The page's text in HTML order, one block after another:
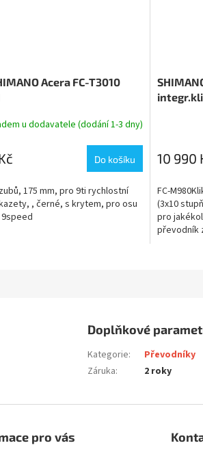
Acera FC-T3010
u dodavatele (dodání 1-3 dny)
Do košíku
175 mm, pro 9ti rychlostní
, černé, s krytem, pro osu
10 990
FC-
(3x10
pro
převodník
Doplňkové
Kategorie:
Převodníky
Záruka: 2 roky
pro vás